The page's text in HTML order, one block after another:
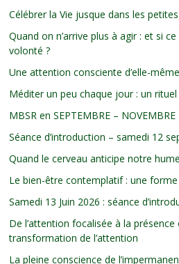
Célébrer la Vie jusque dans les
Quand on n’arrive plus à agir : et si
volonté ?
Une attention consciente d’elle-
Méditer un peu chaque jour : un
MBSR en SEPTEMBRE – NOVEMBRE
Séance d’introduction – samedi 12
Quand le cerveau anticipe notre
Le bien-être contemplatif : une
Samedi 13 Juin 2026 : séance
De l’attention focalisée à la présence
transformation de l’attention
La pleine conscience de